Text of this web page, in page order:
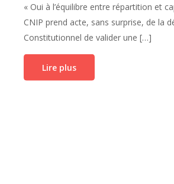
« Oui à l’équilibre entre répartition et
CNIP prend acte, sans surprise, de la
Constitutionnel de valider une […]
Lire plus